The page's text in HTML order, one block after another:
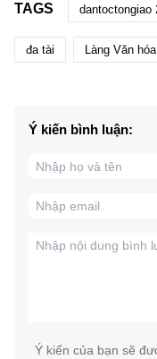
TAGS dantoctongiao
đa tài Làng Văn
Ý kiến bình luận:
Ý kiến của bạn sẽ